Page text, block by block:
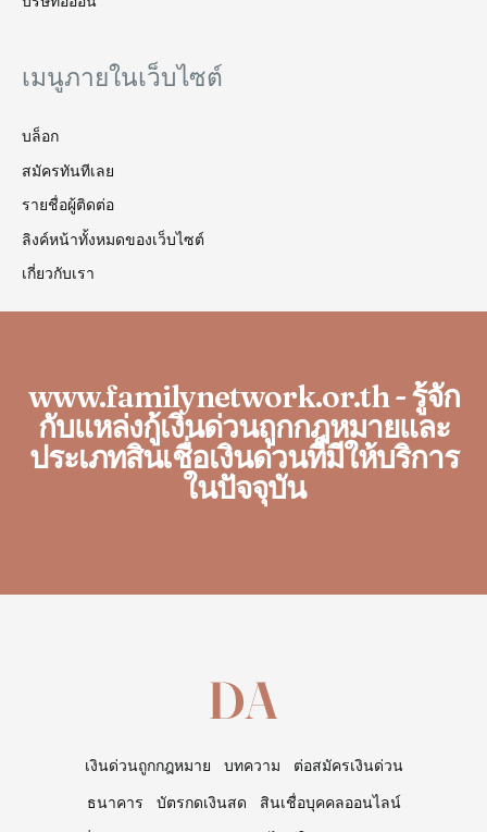
เมนูภายในเว็บไซต์
บล็อก
สมัครทันทีเลย
รายชื่อผู้ติดต่อ
ลิงค์หน้าทั้งหมดของเว็บไซต์
เกี่ยวกับเรา
www.familynetwork.or.th - รู้จัก
กับแหล่งกู้เงินด่วนถูกกฎหมายและ
ประเภทสินเชื่อเงินด่วนที่มีให้บริการ
ในปัจจุบัน
เงินด่วนถูกกฎหมาย บทความ
ต่อสมัครเงินด่วน
ธนาคาร
บัตรกดเงินสด
สินเชื่อบุคคลออนไลน์